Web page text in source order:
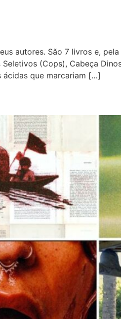
autores. São 7 livros e,
(Cops), Cabeça
que marcariam […]